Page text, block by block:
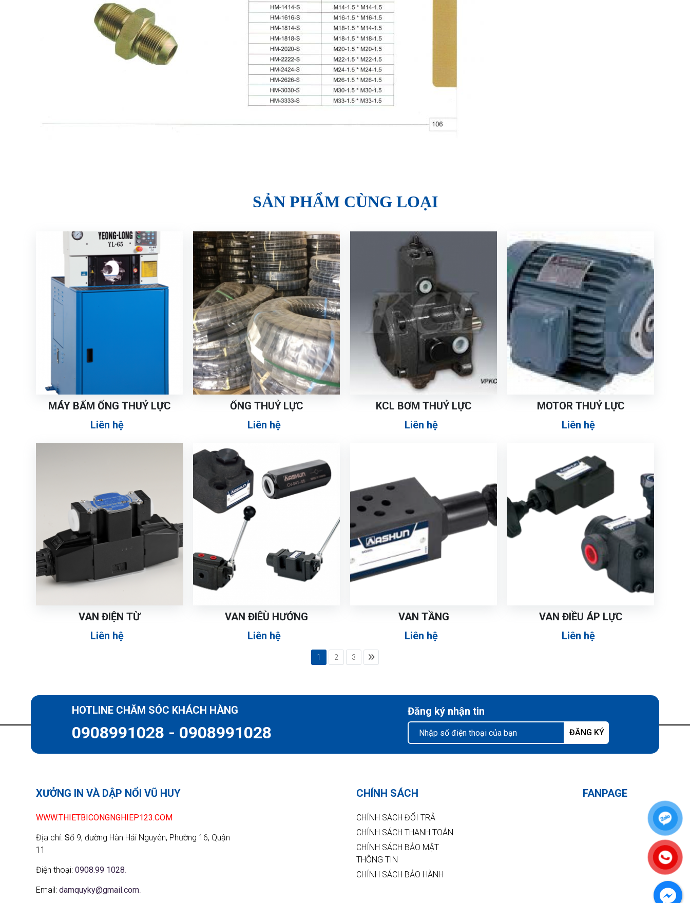
SẢN PHẨM CÙNG LOẠI
MÁY BẤM ỐNG THUỶ LỰC
Liên hệ
ỐNG THUỶ LỰC
Liên hệ
KCL BƠM THUỶ LỰC
Liên hệ
MOTOR THUỶ LỰC
Liên hệ
VAN ĐIỆN TỪ
Liên hệ
VAN ĐIÊÙ HƯỚNG
Liên hệ
VAN TẦNG
Liên hệ
VAN ĐIỀU ÁP LỰC
Liên hệ
1 2 3
HOTLINE CHĂM SÓC KHÁCH HÀNG
0908991028 - 0908991028
Đăng ký nhận tin
XƯỞNG IN VÀ DẬP NỔI VŨ HUY
WWW.THIETBICONGNGHIEP123.COM
Địa chỉ: Số 9, đường Hàn Hải Nguyên, Phường 16, Quận
11
Điện thoại: 0908.99 1028.
Email: damquyky@gmail.com.
CHÍNH SÁCH
CHÍNH SÁCH ĐỔI TRẢ
CHÍNH SÁCH THANH TOÁN
CHÍNH SÁCH BẢO MẬT
THÔNG TIN
CHÍNH SÁCH BẢO HÀNH
FANPAGE